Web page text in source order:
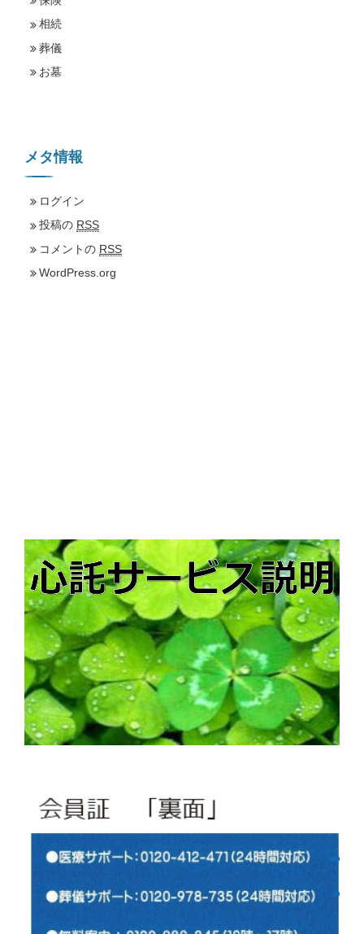
相続
葬儀
お墓
メタ情報
ログイン
投稿の RSS
コメントの RSS
WordPress.org